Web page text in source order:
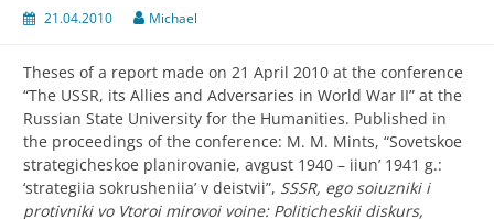
21.04.2010 Michael
Theses of a report made on 21 April 2010 at the conference
“The USSR, its Allies and Adversaries in World War II” at the
Russian State University for the Humanities. Published in
the proceedings of the conference: M. M. Mints, “Sovetskoe
strategicheskoe planirovanie, avgust 1940 – iiun’ 1941 g.:
‘strategiia sokrusheniia’ v deistvii”, SSSR, ego soiuzniki i
protivniki vo Vtoroi mirovoi voine: Politicheskii diskurs,